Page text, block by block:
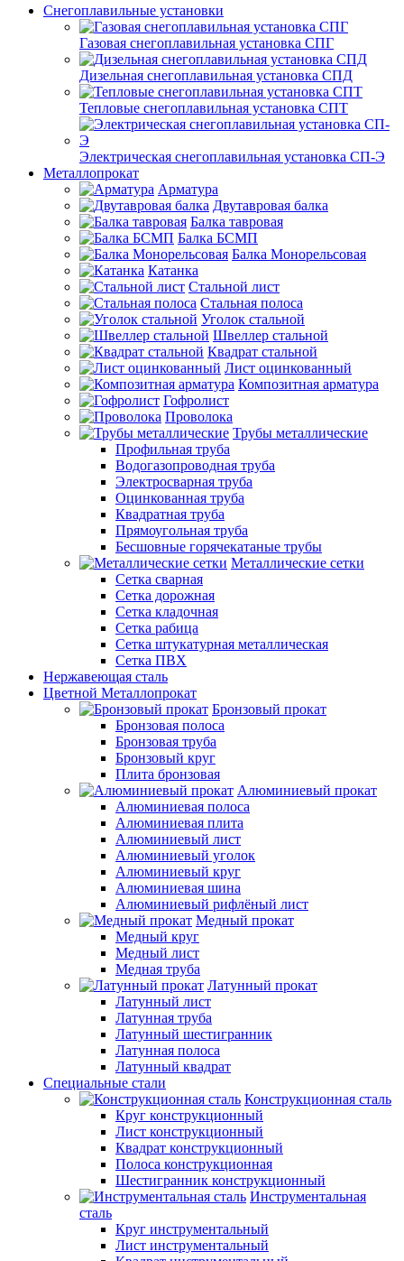
Снегоплавильные установки
Газовая снегоплавильная установка СПГ
Дизельная снегоплавильная установка СПД
Тепловые снегоплавильная установка СПТ
Электрическая снегоплавильная установка СП-Э
Металлопрокат
Арматура
Двутавровая балка
Балка тавровая
Балка БСМП
Балка Монорельсовая
Катанка
Стальной лист
Стальная полоса
Уголок стальной
Швеллер стальной
Квадрат стальной
Лист оцинкованный
Композитная арматура
Гофролист
Проволока
Трубы металлические
Профильная труба
Водогазопроводная труба
Электросварная труба
Оцинкованная труба
Квадратная труба
Прямоугольная труба
Бесшовные горячекатаные трубы
Металлические сетки
Сетка сварная
Сетка дорожная
Сетка кладочная
Сетка рабица
Сетка штукатурная металлическая
Сетка ПВХ
Нержавеющая сталь
Цветной Металлопрокат
Бронзовый прокат
Бронзовая полоса
Бронзовая труба
Бронзовый круг
Плита бронзовая
Алюминиевый прокат
Алюминиевая полоса
Алюминиевая плита
Алюминиевый лист
Алюминиевый уголок
Алюминиевый круг
Алюминиевая шина
Алюминиевый рифлёный лист
Медный прокат
Медный круг
Медный лист
Медная труба
Латунный прокат
Латунный лист
Латунная труба
Латунный шестигранник
Латунная полоса
Латунный квадрат
Специальные стали
Конструкционная сталь
Круг конструкционный
Лист конструкционный
Квадрат конструкционный
Полоса конструкционная
Шестигранник конструкционный
Инструментальная
сталь
Круг инструментальный
Лист инструментальный